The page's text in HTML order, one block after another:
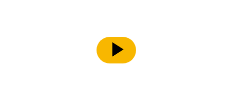
speel video af